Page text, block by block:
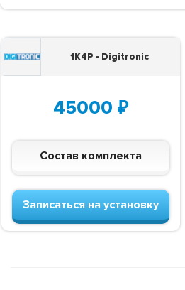
1K4P - Digitronic
45000 ₽
Состав комплекта
Записаться на установку